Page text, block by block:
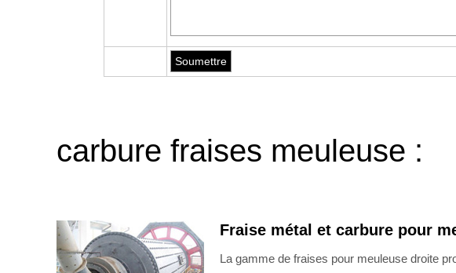
carbure fraises meuleuse :
Fraise métal et carbure pour
La gamme de fraises pour meuleuse droite